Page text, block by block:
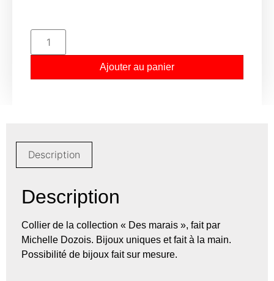
Ajouter au panier
Description
Description
Collier de la collection « Des marais », fait par
Michelle Dozois. Bijoux uniques et fait à la main.
Possibilité de bijoux fait sur mesure.